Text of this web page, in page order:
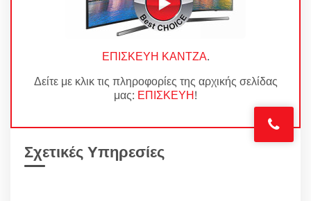
ΕΠΙΣΚΕΥΗ ΚΑΝΤΖΑ.
Δείτε με κλικ τις πληροφορίες της αρχικής σελίδας
μας: ΕΠΙΣΚΕΥΗ!
Σχετικές Υπηρεσίες